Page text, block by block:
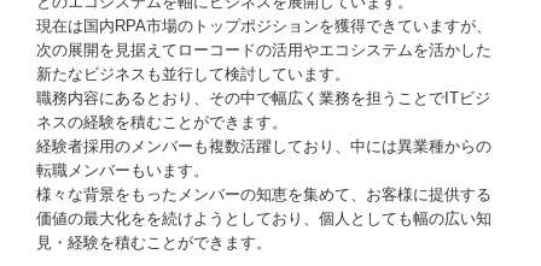
現在は国内RPA市場のトップポジションを獲得できていますが、
次の展開を見据えてローコードの活用やエコシステムを活かした
新たなビジネスも並行して検討しています。
職務内容にあるとおり、その中で幅広く業務を担うことでITビジ
ネスの経験を積むことができます。
経験者採用のメンバーも複数活躍しており、中には異業種からの
転職メンバーもいます。
様々な背景をもったメンバーの知恵を集めて、お客様に提供する
価値の最大化をを続けようとしており、個人としても幅の広い知
見・経験を積むことができます。